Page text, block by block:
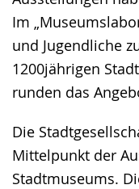
Im
und Jugendliche
1200jährigen
runden das
Die
Mittelpunkt der
Stadtmuseums.